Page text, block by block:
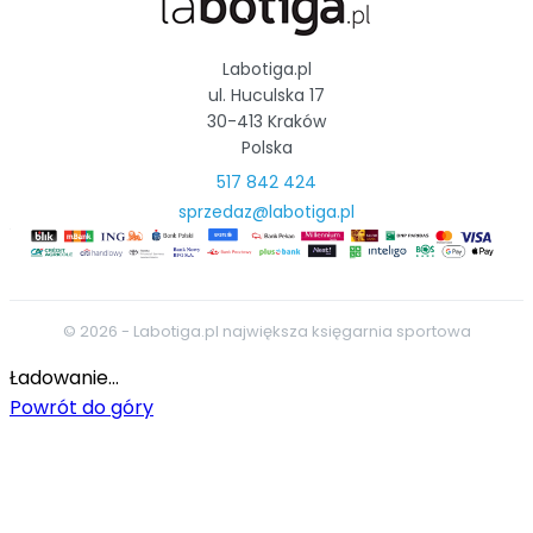
Labotiga.pl
ul. Huculska 17
30-413 Kraków
Polska
517 842 424
sprzedaz@labotiga.pl
© 2026 - Labotiga.pl największa księgarnia sportowa
Ładowanie...
Powrót do góry